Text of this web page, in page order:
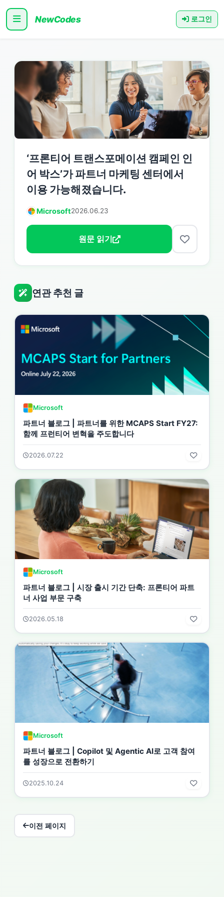
NewCodes 로그인
‘프론티어 트랜스포메이션 캠페인 인
어 박스’가 파트너 마케팅 센터에서
이용 가능해졌습니다.
Microsoft2026.06.23
원문 읽기
연관 추천 글
Microsoft
파트너 블로그 | 파트너를 위한 MCAPS Start FY27:
함께 프런티어 변혁을 주도합니다
2026.07.22
Microsoft
파트너 블로그 | 시장 출시 기간 단축: 프론티어 파트
너 사업 부문 구축
2026.05.18
Microsoft
파트너 블로그 | Copilot 및 Agentic AI로 고객 참여
를 성장으로 전환하기
2025.10.24
이전 페이지